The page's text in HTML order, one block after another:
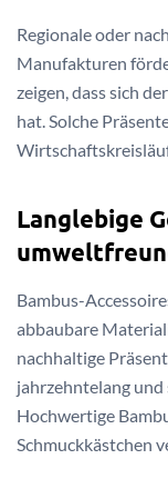
Regionale oder
Manufakturen
zeigen, dass sich
hat. Solche
Langlebige
Bambus-
abbaubare
nachhaltige
jahrzehntelang und
Hochwertige
Schmuckkästchen